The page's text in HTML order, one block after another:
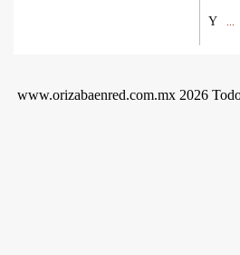
Y
www.orizabaenred.com.mx 2026